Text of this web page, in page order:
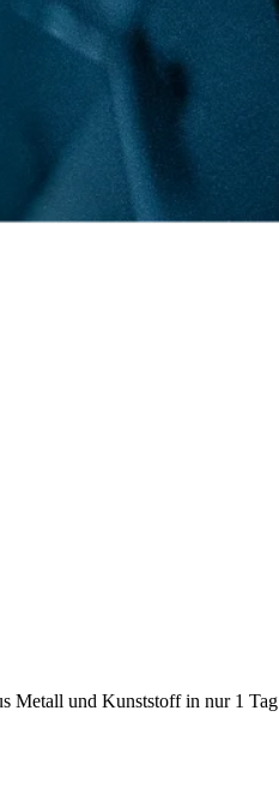
Metall und Kunststoff in nur 1 Tag